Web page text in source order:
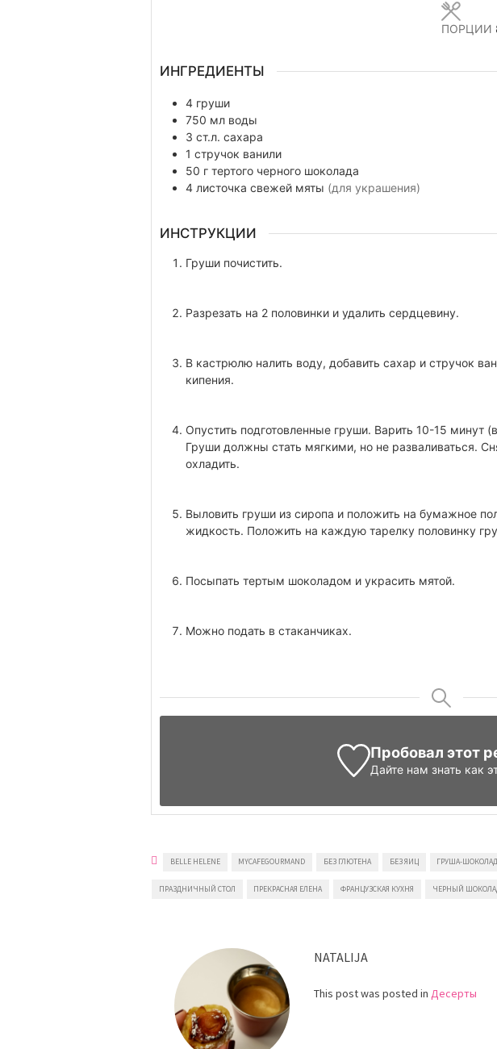
ПОРЦИИ
ИНГРЕДИЕНТЫ
4 груши
750 мл воды
3 ст.л. сахара
1 стручок ванили
50 г тертого черного шоколада
4 листочка свежей мяты (для украшения)
ИНСТРУКЦИИ
Груши почистить.
Разрезать на 2 половинки и удалить сердцевину.
В кастрюлю налить воду, добавить сахар и стручок
кипения.
Опустить подготовленные груши. Варить 10-15 минут
Груши должны стать мягкими, но не разваливаться.
охладить.
Выловить груши из сиропа и положить на бумажное
жидкость. Положить на каждую тарелку половинку
Посыпать тертым шоколадом и украсить мятой.
Можно подать в стаканчиках.
Пробовал этот
Дайте нам знать как
BELLE HELENE MYCAFEGOURMAND БЕЗ ГЛЮТЕНА БЕЗ ЯИЦ ГРУША-ШОКОЛАД
ПРАЗДНИЧНЫЙ СТОЛ ПРЕКРАСНАЯ ЕЛЕНА ФРАНЦУЗСКАЯ КУХНЯ ЧЕРНЫЙ
NATALIJA
This post was posted in Десерты